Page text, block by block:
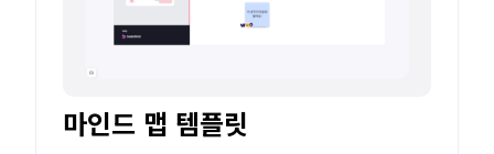
마인드 맵 템플릿